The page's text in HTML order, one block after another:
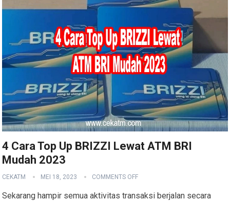
4 Cara Top Up BRIZZI Lewat ATM BRI
Mudah 2023
CEKATM MEI 18, 2023 COMMENTS OFF
Sekarang hampir semua aktivitas transaksi berjalan secara